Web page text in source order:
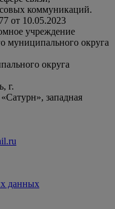
коммуникаций.
от 10.05.2023
учреждение
муниципального округа
округа
г.
западная
данных